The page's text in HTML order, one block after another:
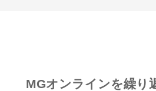
MGオンラインを繰り